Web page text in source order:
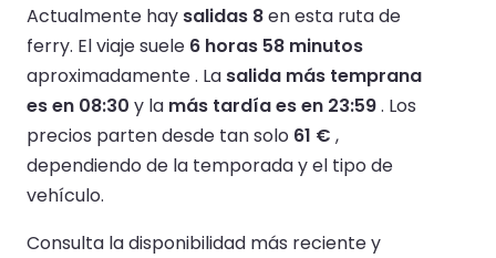
Actualmente hay salidas 8en esta ruta de
ferry. El viaje suele 6 horas 58 minutos
aproximadamente . La salida más temprana
es en 08:30 y la más tardía es en 23:59. Los
precios parten desde tan solo 61 € ,
dependiendo de la temporada y el tipo de
vehículo.
Consulta la disponibilidad más reciente y